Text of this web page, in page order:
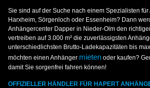
Sie sind auf der Suche nach einem Spezialisten
Harxheim, Sörgenloch oder Essenheim? Dann
Anhängercenter Dapper in Nieder-Olm den
vertreiben auf 3.000 m² die zuverlässigsten
unterschiedlichsten Brutto-Ladekapazitäten bis
möchten einen Anhänger mieten oder kaufen?
damit Sie sorgenfrei fahren können!
OFFIZIELLER HÄNDLER FÜR HAPERT